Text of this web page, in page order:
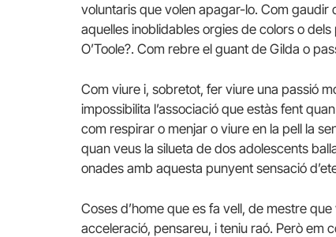
voluntaris que volen apagar-lo. Com gaudir
aquelles inoblidables orgies de colors o
O’Toole?. Com rebre el guant de Gilda o
Com viure i, sobretot, fer viure una passió
impossibilita l’associació que estàs fent
com respirar o menjar o viure en la pell la
quan veus la silueta de dos adolescents
onades amb aquesta punyent sensació
Coses d’home que es fa vell, de mestre
acceleració, pensareu, i teniu raó. Però em